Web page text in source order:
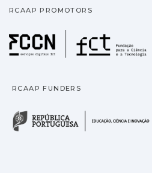
RCAAP PROMOTORS
RCAAP FUNDERS